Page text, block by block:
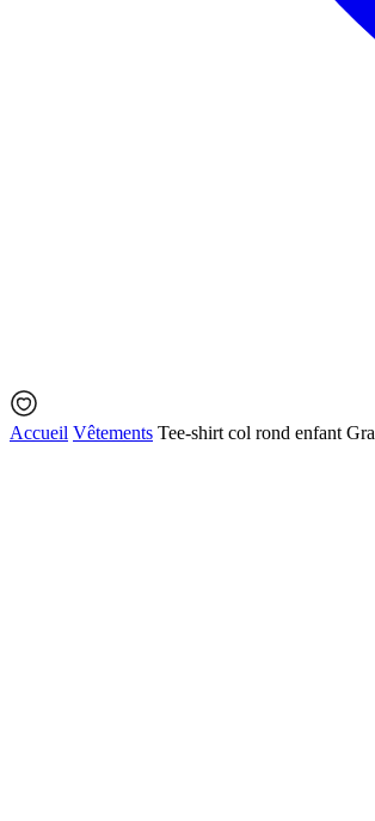
Accueil Vêtements Tee-shirt col rond enfant